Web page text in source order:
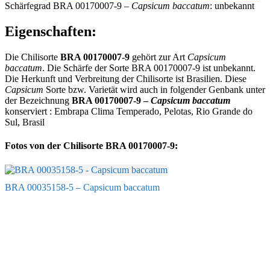
Schärfegrad BRA 00170007-9 – Capsicum baccatum: unbekannt
Eigenschaften:
Die Chilisorte BRA 00170007-9 gehört zur Art Capsicum
baccatum. Die Schärfe der Sorte BRA 00170007-9 ist unbekannt.
Die Herkunft und Verbreitung der Chilisorte ist Brasilien. Diese
Capsicum Sorte bzw. Varietät wird auch in folgender Genbank unter
der Bezeichnung BRA 00170007-9 –Capsicum baccatum
konserviert : Embrapa Clima Temperado, Pelotas, Rio Grande do
Sul, Brasil
Fotos von der Chilisorte BRA 00170007-9:
BRA 00035158-5 – Capsicum baccatum